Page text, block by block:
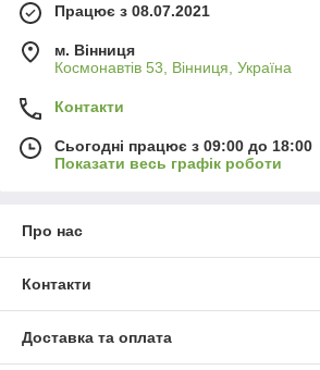
Працює з 08.07.2021
м. Вінниця
Космонавтів 53, Вінниця, Україна
Контакти
Сьогодні працює з 09:00 до 18:00
Показати весь графік роботи
Про нас
Контакти
Доставка та оплата